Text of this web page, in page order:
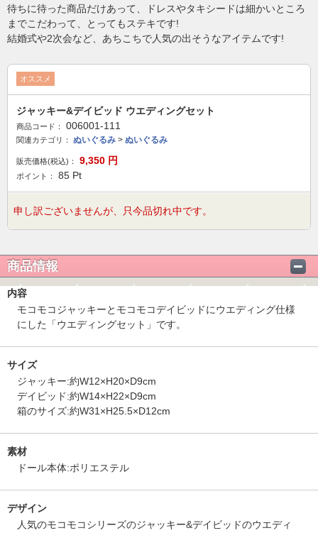
待ちに待った商品だけあって、ドレスやタキシードは細かいところ
までこだわって、とってもステキです!
結婚式や2次会など、あちこちで人気の出そうなアイテムです!
オススメ
ジャッキー&デイビッド ウエディングセット
商品コード： 006001-111
関連カテゴリ： ぬいぐるみ > ぬいぐるみ
販売価格(税込)： 9,350 円
ポイント： 85 Pt
申し訳ございませんが、只今品切れ中です。
商品情報
内容
モコモコジャッキーとモコモコデイビッドにウエディング仕様
にした「ウエディングセット」です。
サイズ
ジャッキー:約W12×H20×D9cm
デイビッド:約W14×H22×D9cm
箱のサイズ:約W31×H25.5×D12cm
素材
ドール本体:ポリエステル
デザイン
人気のモコモコシリーズのジャッキー&デイビッドのウエディ